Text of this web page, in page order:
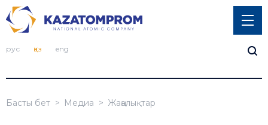
рус қаз eng
Басты бет Медиа Жаңалықтар